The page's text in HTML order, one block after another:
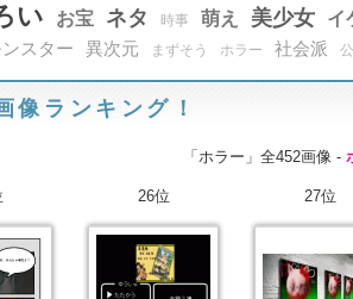
い お宝 ネタ 時事 萌え 美少女 イ
ンスター 異次元 まずそう ホラー 社会派
像ランキング！
「ホラー」全452画像 -
26位 27位